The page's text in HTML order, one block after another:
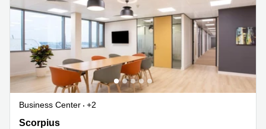
Business Center
+2
Scorpius 141, Haarlemmermeer
Scorpius